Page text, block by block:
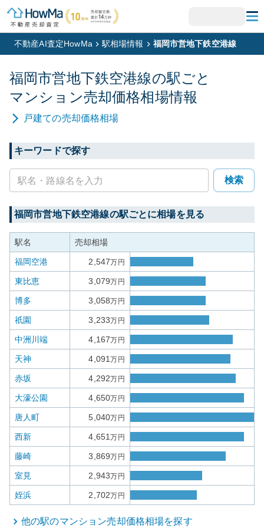
不動産AI査定HowMa 駅相場情報 福岡市営地下鉄空港線
福岡市営地下鉄空港線の駅ごと
マンション売却価格相場情報
戸建ての売却価格相場
キーワードで探す
検索
福岡市営地下鉄空港線の駅ごとに相場を見る
駅名 売却相場
福岡空港 2,547万円
東比恵 3,079万円
博多 3,058万円
祇園 3,233万円
中洲川端 4,167万円
天神 4,091万円
赤坂 4,292万円
大濠公園 4,650万円
唐人町 5,040万円
西新 4,651万円
藤崎 3,869万円
室見 2,943万円
姪浜 2,702万円
他の駅のマンション売却価格相場を探す